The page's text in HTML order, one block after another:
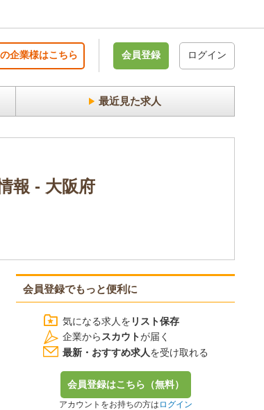
企業様はこちら 会員登録 ログイン
最近見た求人
報 - 大阪府
会員登録でもっと便利に
気になる求人を リスト保存
企業から スカウトが届く
最新・おすすめ求人を受け取れる
会員登録はこちら（無料）
アカウントをお持ちの方は ログイン